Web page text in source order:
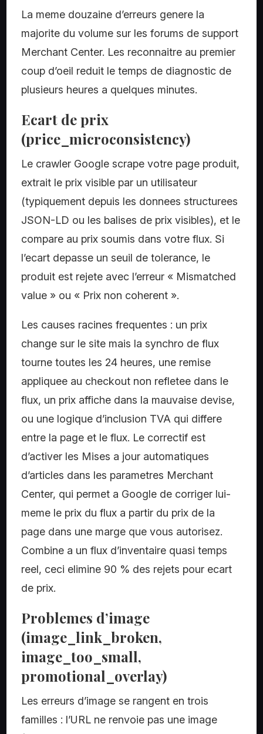
La meme douzaine d’erreurs genere la
majorite du volume sur les forums de support
Merchant Center. Les reconnaitre au premier
coup d’oeil reduit le temps de diagnostic de
plusieurs heures a quelques minutes.
Ecart de prix
(price_microconsistency)
Le crawler Google scrape votre page produit,
extrait le prix visible par un utilisateur
(typiquement depuis les donnees structurees
JSON-LD ou les balises de prix visibles), et le
compare au prix soumis dans votre flux. Si
l’ecart depasse un seuil de tolerance, le
produit est rejete avec l’erreur « Mismatched
value » ou « Prix non coherent ».
Les causes racines frequentes : un prix
change sur le site mais la synchro de flux
tourne toutes les 24 heures, une remise
appliquee au checkout non refletee dans le
flux, un prix affiche dans la mauvaise devise,
ou une logique d’inclusion TVA qui differe
entre la page et le flux. Le correctif est
d’activer les Mises a jour automatiques
d’articles dans les parametres Merchant
Center, qui permet a Google de corriger lui-
meme le prix du flux a partir du prix de la
page dans une marge que vous autorisez.
Combine a un flux d’inventaire quasi temps
reel, ceci elimine 90 % des rejets pour ecart
de prix.
Problemes d’image
(image_link_broken,
image_too_small,
promotional_overlay)
Les erreurs d’image se rangent en trois
familles : l’URL ne renvoie pas une image